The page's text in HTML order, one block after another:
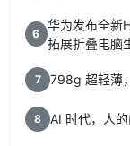
6
华为发布全新
拓展折叠电脑
7 798g 超轻薄
8 AI 时代，人